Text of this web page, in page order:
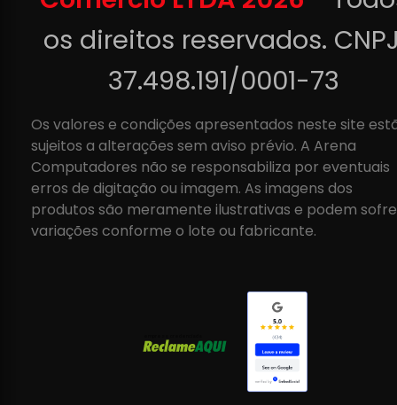
os direitos reservados.
37.498.191/0001-73
Os valores e condições apresentados neste site
sujeitos a alterações sem aviso prévio. A Arena
Computadores não se responsabiliza por eventuais
erros de digitação ou imagem. As imagens dos
produtos são meramente ilustrativas e podem
variações conforme o lote ou fabricante.